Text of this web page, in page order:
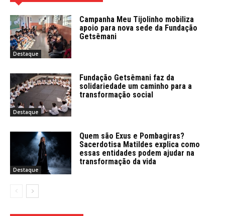
Destaque
Campanha Meu Tijolinho mobiliza
apoio para nova sede da Fundação
Getsêmani
Destaque
Fundação Getsêmani faz da
solidariedade um caminho para a
transformação social
Destaque
Quem são Exus e Pombagiras?
Sacerdotisa Matildes explica como
essas entidades podem ajudar na
transformação da vida